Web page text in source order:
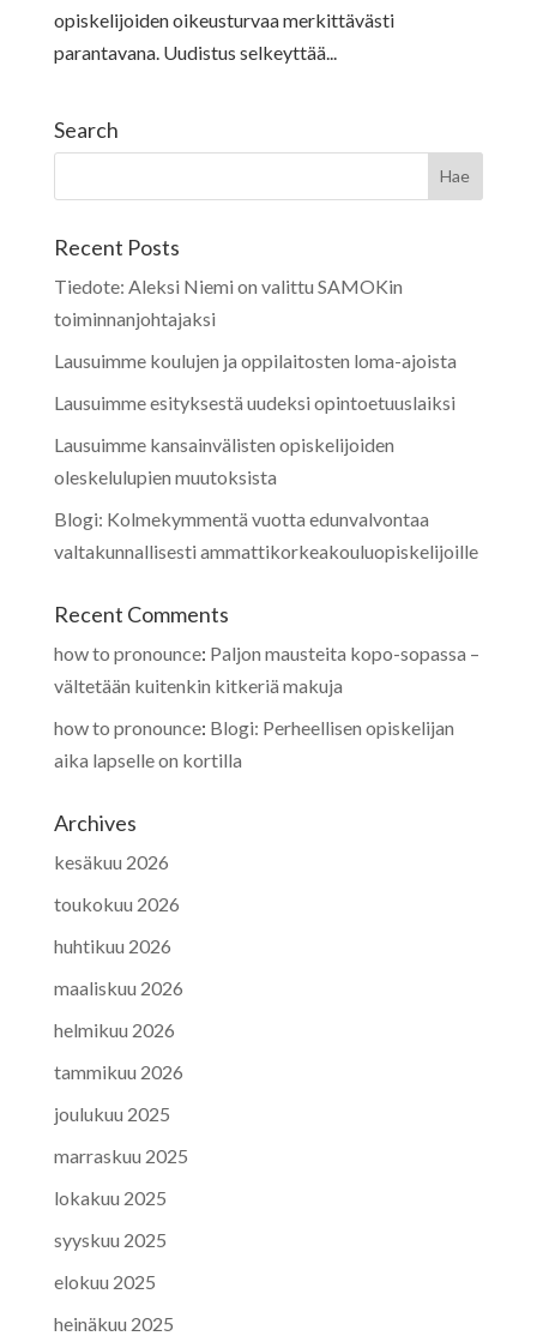
opiskelijoiden oikeusturvaa merkittävästi
parantavana. Uudistus selkeyttää...
Search
Recent Posts
Tiedote: Aleksi Niemi on valittu SAMOKin
toiminnanjohtajaksi
Lausuimme koulujen ja oppilaitosten loma-ajoista
Lausuimme esityksestä uudeksi opintoetuuslaiksi
Lausuimme kansainvälisten opiskelijoiden
oleskelulupien muutoksista
Blogi: Kolmekymmentä vuotta edunvalvontaa
valtakunnallisesti ammattikorkeakouluopiskelijoille
Recent Comments
how to pronounce: Paljon mausteita kopo-sopassa –
vältetään kuitenkin kitkeriä makuja
how to pronounce: Blogi: Perheellisen opiskelijan
aika lapselle on kortilla
Archives
kesäkuu 2026
toukokuu 2026
huhtikuu 2026
maaliskuu 2026
helmikuu 2026
tammikuu 2026
joulukuu 2025
marraskuu 2025
lokakuu 2025
syyskuu 2025
elokuu 2025
heinäkuu 2025